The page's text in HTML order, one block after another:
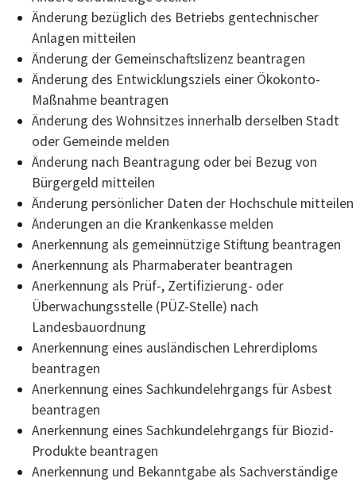
Änderung bezüglich des Betriebs gentechnischer
Anlagen mitteilen
Änderung der Gemeinschaftslizenz beantragen
Änderung des Entwicklungsziels einer Ökokonto-
Maßnahme beantragen
Änderung des Wohnsitzes innerhalb derselben Stadt
oder Gemeinde melden
Änderung nach Beantragung oder bei Bezug von
Bürgergeld mitteilen
Änderung persönlicher Daten der Hochschule mitteilen
Änderungen an die Krankenkasse melden
Anerkennung als gemeinnützige Stiftung beantragen
Anerkennung als Pharmaberater beantragen
Anerkennung als Prüf-, Zertifizierung- oder
Überwachungsstelle (PÜZ-Stelle) nach
Landesbauordnung
Anerkennung eines ausländischen Lehrerdiploms
beantragen
Anerkennung eines Sachkundelehrgangs für Asbest
beantragen
Anerkennung eines Sachkundelehrgangs für Biozid-
Produkte beantragen
Anerkennung und Bekanntgabe als Sachverständige